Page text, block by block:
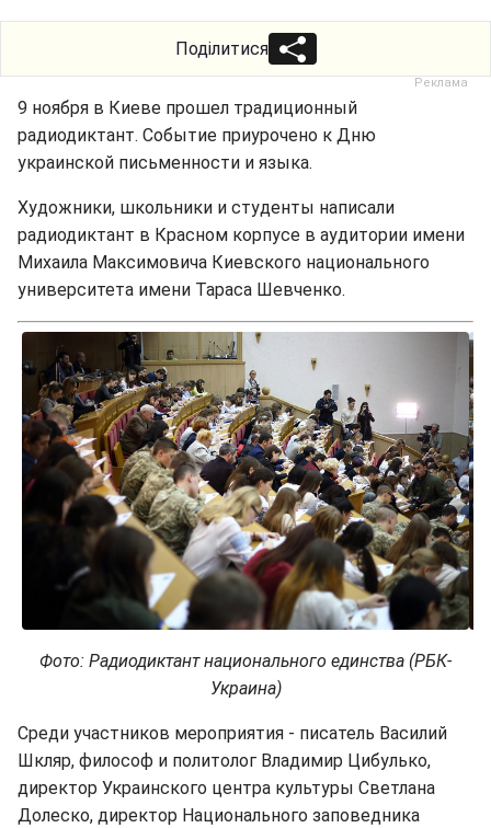
Поділитися
9 ноября в Киеве прошел традиционный
радиодиктант. Событие приурочено к Дню
украинской письменности и языка.
Художники, школьники и студенты написали
радиодиктант в Красном корпусе в аудитории имени
Михаила Максимовича Киевского национального
университета имени Тараса Шевченко.
Фото: Радиодиктант национального единства (РБК-
Украина)
Среди участников мероприятия - писатель Василий
Шкляр, философ и политолог Владимир Цибулько,
директор Украинского центра культуры Светлана
Долеско, директор Национального заповедника